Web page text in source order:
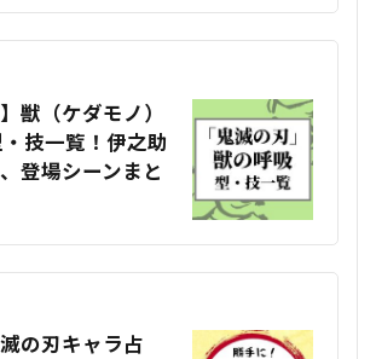
獣（ケダモノ）
技一覧！伊之助
登場シーンまと
滅の刃キャラ占